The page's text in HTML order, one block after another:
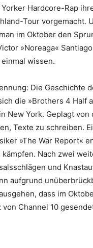
Hardcore-Rap
Tour vorgemacht.
im Oktober den
»Noreaga«
wissen.
Die Geschichte
die »Brothers 4 Half
New York. Geplagt von
Texte zu schreiben.
»The War Report«
Nach zwei
und
aufgrund
dass im
Channel 10